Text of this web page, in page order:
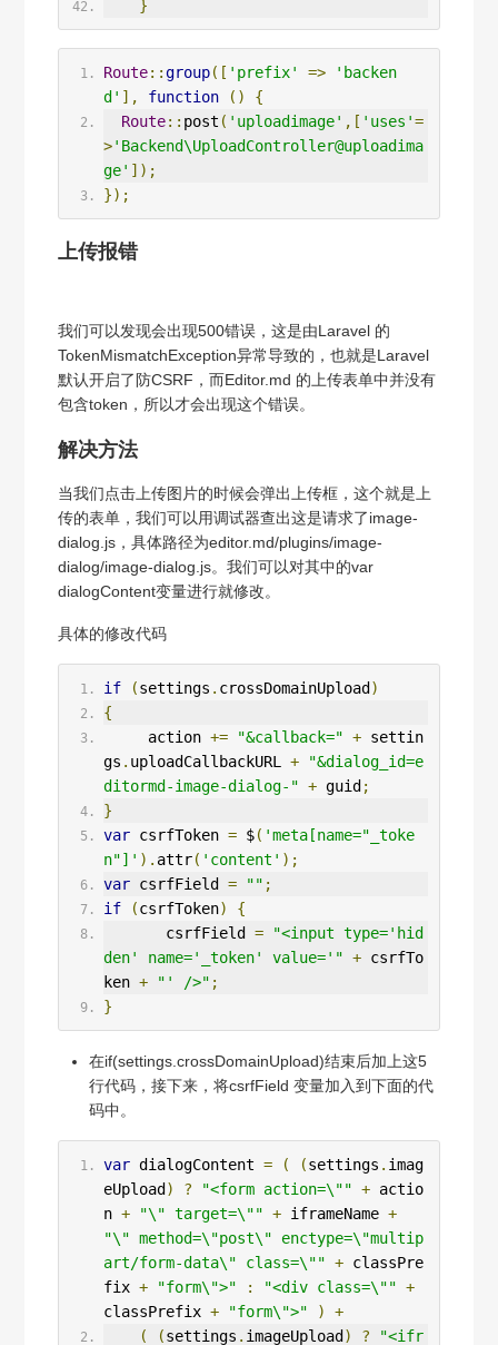
}
Route::group([ 'prefix' =>
'backen
d' ], function ()
{
Route:: post ( 'uploadimage' ,[ 'uses'=
>'Backend\UploadController@uploadima
ge' ]);
});
上传报错
我们可以发现会出现500错误，这是由Laravel 的
TokenMismatchException异常导致的，也就是Laravel
默认开启了防CSRF，而Editor.md 的上传表单中并没有
包含token，所以才会出现这个错误。
解决方法
当我们点击上传图片的时候会弹出上传框，这个就是上
传的表单，我们可以用调试器查出这是请求了image-
dialog.js，具体路径为editor.md/plugins/image-
dialog/image-dialog.js。我们可以对其中的var
dialogContent变量进行就修改。
具体的修改代码
if (settings . crossDomainUpload)
{
     action
+= "&callback=" + settin
gs . uploadCallbackURL +
"&dialog_id=e
ditormd-image-dialog-" + guid;
}
var csrfToken = $( 'meta[name="_toke
n"]' ). attr( 'content' );
var csrfField = "" ;
if
(csrfToken)
{
       csrfField
=
"<input type='hid
den' name='_token' value='" + csrfTo
ken + "' />" ;
}
在if(settings.crossDomainUpload)结束后加上这5
行代码，接下来，将csrfField 变量加入到下面的代
码中。
var dialogContent = ( (settings . imag
eUpload) ? "<form action=\"" + actio
n + "\" target=\"" + iframeName +
"\" method=\"post\" enctype=\"multip
art/form-data\" class=\"" + classPre
fix + "form\">" : "<div class=\"" +
classPrefix + "form\">" )
+
(
(settings . imageUpload) ?
"<ifr